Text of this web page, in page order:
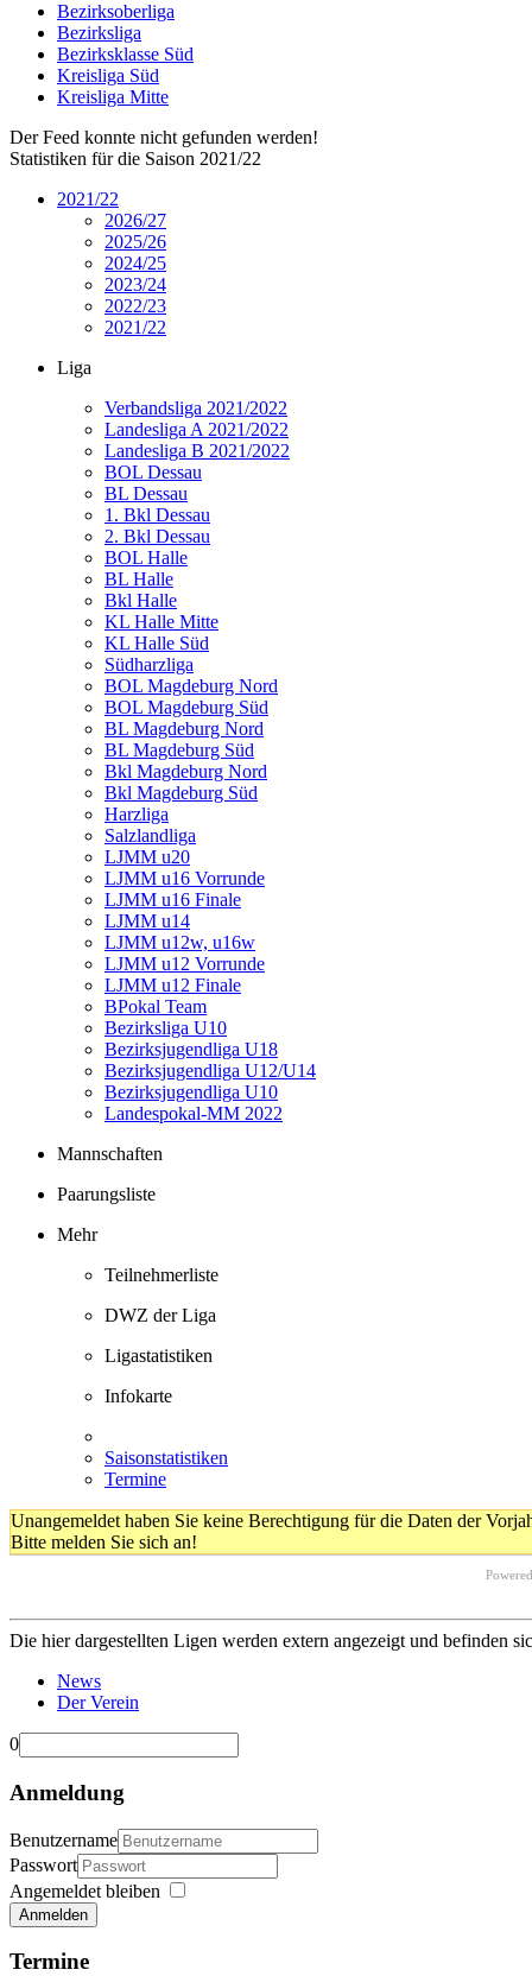
Bezirksoberliga
Bezirksliga
Bezirksklasse Süd
Kreisliga Süd
Kreisliga Mitte
Der Feed konnte nicht gefunden werden!
Statistiken für die Saison 2021/22
2021/22
2026/27
2025/26
2024/25
2023/24
2022/23
2021/22
Liga
Verbandsliga 2021/2022
Landesliga A 2021/2022
Landesliga B 2021/2022
BOL Dessau
BL Dessau
1. Bkl Dessau
2. Bkl Dessau
BOL Halle
BL Halle
Bkl Halle
KL Halle Mitte
KL Halle Süd
Südharzliga
BOL Magdeburg Nord
BOL Magdeburg Süd
BL Magdeburg Nord
BL Magdeburg Süd
Bkl Magdeburg Nord
Bkl Magdeburg Süd
Harzliga
Salzlandliga
LJMM u20
LJMM u16 Vorrunde
LJMM u16 Finale
LJMM u14
LJMM u12w, u16w
LJMM u12 Vorrunde
LJMM u12 Finale
BPokal Team
Bezirksliga U10
Bezirksjugendliga U18
Bezirksjugendliga U12/U14
Bezirksjugendliga U10
Landespokal-MM 2022
Mannschaften
Paarungsliste
Mehr
Teilnehmerliste
DWZ der Liga
Ligastatistiken
Infokarte
Saisonstatistiken
Termine
Unangemeldet haben Sie keine Berechtigung für die Daten der
Bitte melden Sie sich an!
Die hier dargestellten Ligen werden extern angezeigt und befinden
News
Der Verein
0
Anmeldung
Benutzername
Passwort
Angemeldet bleiben
Anmelden
Termine